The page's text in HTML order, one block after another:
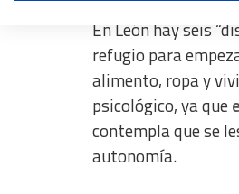
En León hay seis
refugio para
alimento, ropa y
psicológico, ya que
contempla que se
autonomía.
Measure advertising performance
Measure content performance
Understand audiences through
Develop and improve services